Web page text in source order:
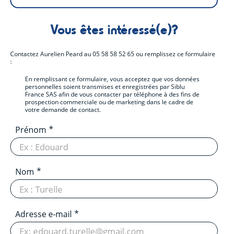
Vous êtes intéressé(e)?
ContactezAurelien Peardau05 58 58 52 65ou remplissez ce formulaire
:
En remplissant ce formulaire, vous acceptez que vos données
personnelles soient transmises et enregistrées par Siblu
France SAS afin de vous contacter par téléphone à des fins de
prospection commerciale ou de marketing dans le cadre de
votre demande de contact.
Prénom
Nom
Adresse e-mail